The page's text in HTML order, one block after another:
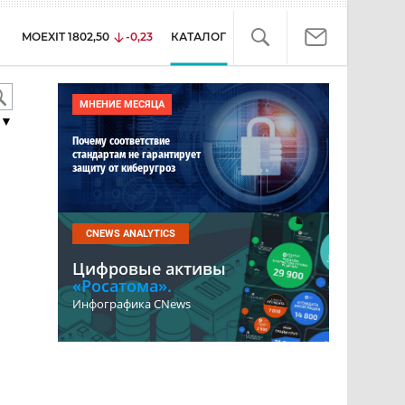
MOEXIT 1802,50 -0,23 КАТАЛОГ
▼
МНЕНИЕ МЕСЯЦА
Почему соответствие
стандартам не гарантирует
защиту от киберугроз
CNEWS ANALYTICS
Цифровые активы
«Росатома».
Инфографика CNews